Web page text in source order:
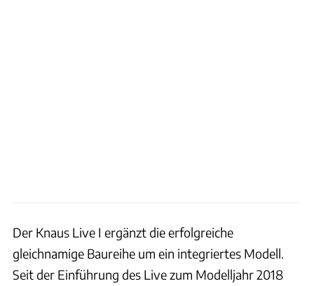
Der Knaus Live I ergänzt die erfolgreiche
gleichnamige Baureihe um ein integriertes Modell.
Seit der Einführung des Live zum Modelljahr 2018